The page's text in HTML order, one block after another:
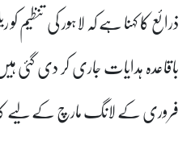
ذرائع کا کہنا ہے کہ لاہور کی
فروری کے لانگ مارچ کے لیے